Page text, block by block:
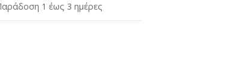
1 έως 3 ημέρες